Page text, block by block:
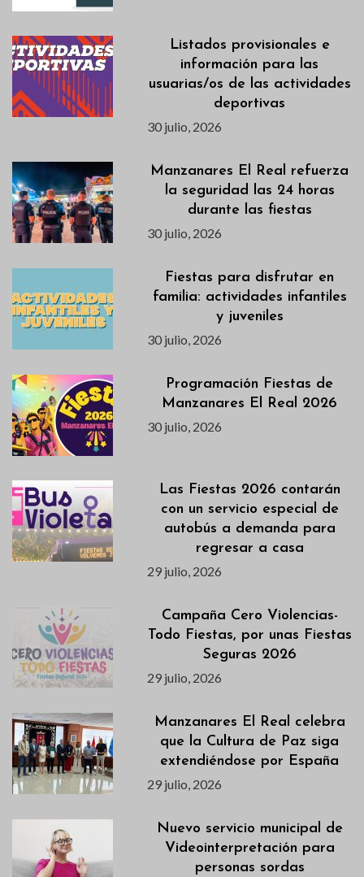
Listados provisionales e
información para las
usuarias/os de las actividades
deportivas
30 julio, 2026
Manzanares El Real refuerza
la seguridad las 24 horas
durante las fiestas
30 julio, 2026
Fiestas para disfrutar en
familia: actividades infantiles
y juveniles
30 julio, 2026
Programación Fiestas de
Manzanares El Real 2026
30 julio, 2026
Las Fiestas 2026 contarán
con un servicio especial de
autobús a demanda para
regresar a casa
29 julio, 2026
Campaña Cero Violencias-
Todo Fiestas, por unas Fiestas
Seguras 2026
29 julio, 2026
Manzanares El Real celebra
que la Cultura de Paz siga
extendiéndose por España
29 julio, 2026
Nuevo servicio municipal de
Videointerpretación para
personas sordas